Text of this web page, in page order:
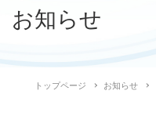
お知らせ
トップページ お知らせ